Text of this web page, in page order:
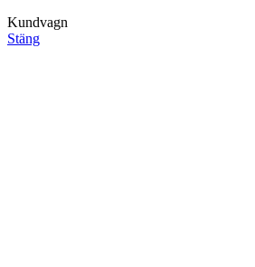
Kundvagn
Stäng